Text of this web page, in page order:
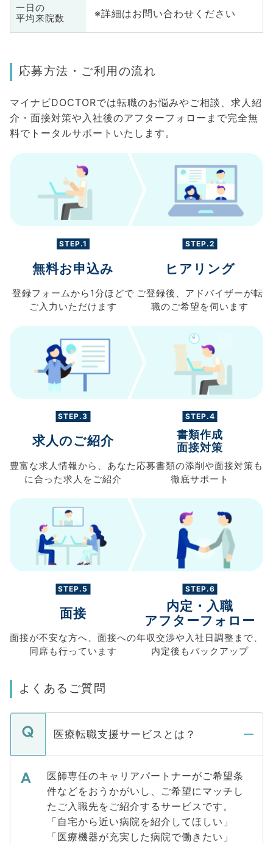
一日の
平均来院数
※詳細はお問い合わせください
応募方法・ご利用の流れ
マイナビDOCTORでは転職のお悩みやご相談、求人紹
介・面接対策や入社後のアフターフォローまで完全無
料でトータルサポートいたします。
STEP.1
無料お申込み
登録フォームから 1分ほどで
ご入力 いただけます
STEP.2
ヒアリング
ご登録後、 アドバイザーが転
職のご希望を伺います
STEP.3
求人のご紹介
豊富な求人情報から、 あなた
に合った求人を ご紹介
STEP.4
書類作成
面接対策
応募書類の添削や面接対策も
徹底サポート
STEP.5
面接
面接が不安な方へ、 面接への
同席も行っています
STEP.6
内定・入職
アフターフォロー
年収交渉や入社日調整まで、
内定後もバックアップ
よくあるご質問
医療転職支援サービスとは？
医師専任のキャリアパートナーがご希望条
件などをおうかがいし、ご希望にマッチし
たご入職先をご紹介するサービスです。
「自宅から近い病院を紹介してほしい」
「医療機器が充実した病院で働きたい」